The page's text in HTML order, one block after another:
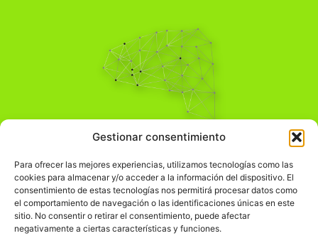
Gestionar consentimiento
Para ofrecer las mejores experiencias, utilizamos tecnologías como las
cookies para almacenar y/o acceder a la información del dispositivo. El
consentimiento de estas tecnologías nos permitirá procesar datos como
el comportamiento de navegación o las identificaciones únicas en este
sitio. No consentir o retirar el consentimiento, puede afectar
negativamente a ciertas características y funciones.
Pensamiento Crítico
Comprender el mundo para transformarlo.
Información Legal